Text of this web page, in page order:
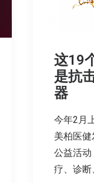
这19
是抗
器
今年2月
美柏医健
公益活
疗、诊